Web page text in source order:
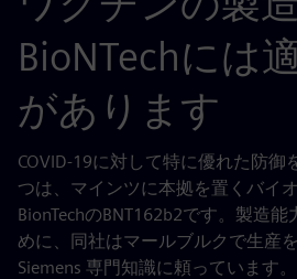
BioNTechには
があります
COVID-19に対して特に優れた防御
つは、マインツに本拠を置くバイ
BionTechのBNT162b2です。製造
めに、同社はマールブルクで生産
Siemens 専門知識に頼っています。